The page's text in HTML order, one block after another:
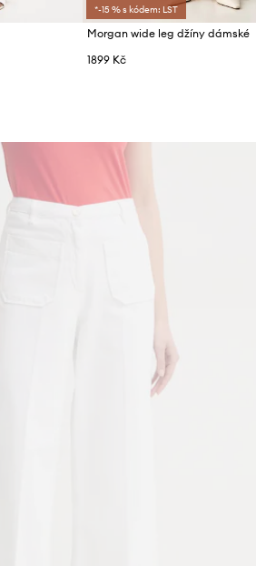
*-15 % s kódem: LST
Morgan wide leg džíny dámské
1899 Kč